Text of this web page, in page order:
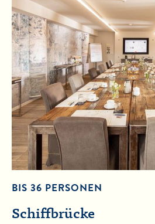
BIS 36 PERSONEN
Schiffbrücke